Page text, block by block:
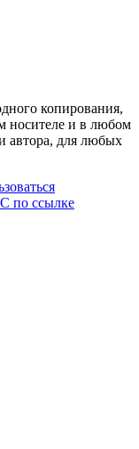
копирования,
носителе и в любом
автора, для любых
по ссылке